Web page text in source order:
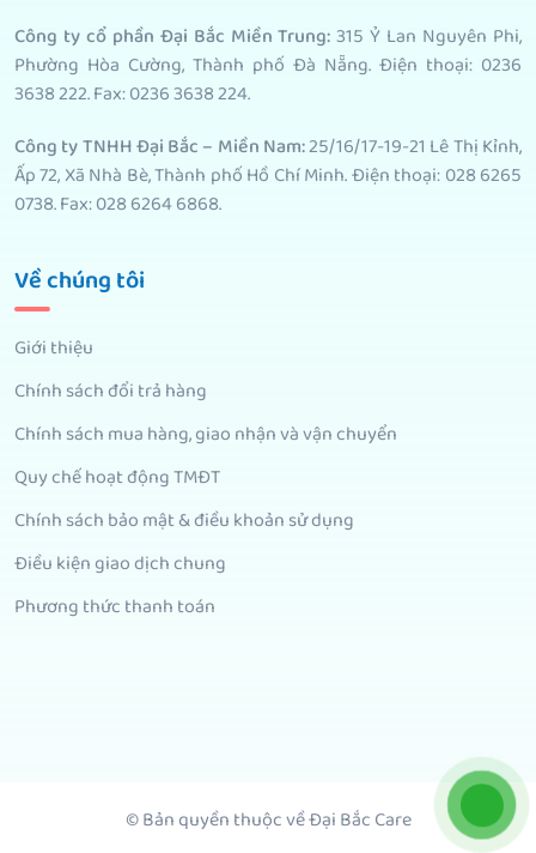
Công ty cổ phần Đại Bắc Miền Trung: 315 Ỷ Lan Nguyên Phi,
Phường Hòa Cường, Thành phố Đà Nẵng. Điện thoại: 0236
3638 222. Fax: 0236 3638 224.
Công ty TNHH Đại Bắc – Miền Nam:25/16/17-19-21 Lê Thị Kỉnh,
Ấp 72, Xã Nhà Bè, Thành phố Hồ Chí Minh. Điện thoại: 028 6265
0738. Fax: 028 6264 6868.
Về chúng tôi
Giới thiệu
Chính sách đổi trả hàng
Chính sách mua hàng, giao nhận và vận chuyển
Quy chế hoạt động TMĐT
Chính sách bảo mật & điều khoản sử dụng
Điều kiện giao dịch chung
Phương thức thanh toán
© Bản quyền thuộc về Đại Bắc Care